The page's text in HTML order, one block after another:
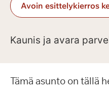
Avoin esittelykierros
Kaunis ja avara
Tämä asunto on tällä